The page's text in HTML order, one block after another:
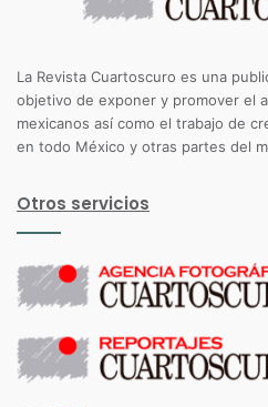
La Revista Cuartoscuro es una
objetivo de exponer y promover el
mexicanos así como el trabajo de
en todo México y otras partes del
Otros servicios